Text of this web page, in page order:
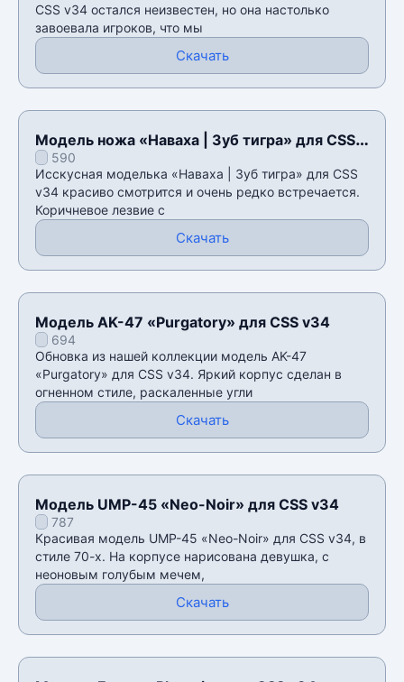
CSS v34 остался неизвестен, но она настолько
завоевала игроков, что мы
Скачать
Модель ножа «Наваха | Зуб тигра» для CSS
v34590
Исскусная моделька «Наваха | Зуб тигра» для CSS
v34 красиво смотрится и очень редко встречается.
Коричневое лезвие с
Скачать
Модель AK-47 «Purgatory» для CSS v34
694
Обновка из нашей коллекции модель AK-47
«Purgatory» для CSS v34. Яркий корпус сделан в
огненном стиле, раскаленные угли
Скачать
Модель UMP-45 «Neo-Noir» для CSS v34
787
Красивая модель UMP-45 «Neo-Noir» для CSS v34, в
стиле 70-х. На корпусе нарисована девушка, с
неоновым голубым мечем,
Скачать